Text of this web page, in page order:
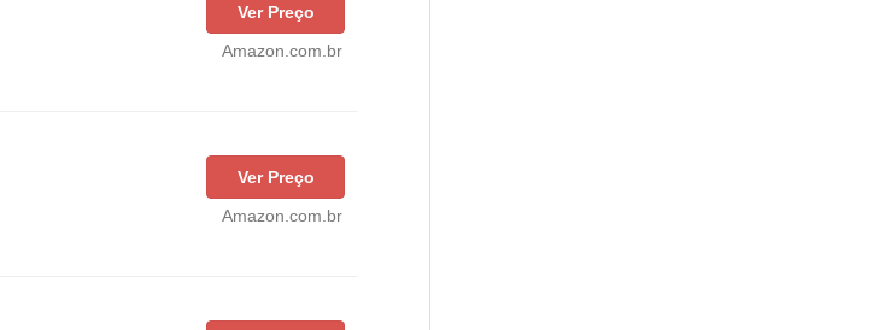
Ver Preço
Amazon.com.br
Ver Preço
Amazon.com.br